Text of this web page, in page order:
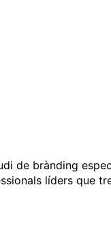
de brànding
líders que